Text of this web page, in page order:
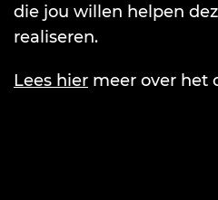
die jou willen helpen
realiseren.
Lees hier meer over het